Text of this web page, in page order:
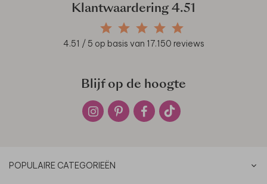
Klantwaardering 4.51
4.51 / 5 op basis van 17.150 reviews
Blijf op de hoogte
POPULAIRE CATEGORIEËN